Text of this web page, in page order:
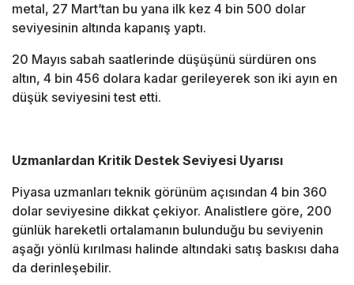
metal, 27 Mart’tan bu yana ilk kez 4 bin 500 dolar
seviyesinin altında kapanış yaptı.
20 Mayıs sabah saatlerinde düşüşünü sürdüren ons
altın, 4 bin 456 dolara kadar gerileyerek son iki ayın en
düşük seviyesini test etti.
Uzmanlardan Kritik Destek Seviyesi Uyarısı
Piyasa uzmanları teknik görünüm açısından 4 bin 360
dolar seviyesine dikkat çekiyor. Analistlere göre, 200
günlük hareketli ortalamanın bulunduğu bu seviyenin
aşağı yönlü kırılması halinde altındaki satış baskısı daha
da derinleşebilir.